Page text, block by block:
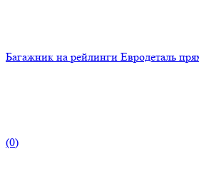
Багажник на рейлинги Евродеталь
(0)